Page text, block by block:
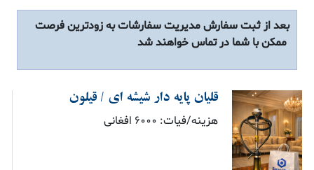
بعد از ثبت سفارش مدیریت سفارشات به زودترین فرصت
ممکن با شما در تماس خواهند شد
قلیان پایه دار شیشه ای / قیلون
هزینه/فیات: 6000 افغانی